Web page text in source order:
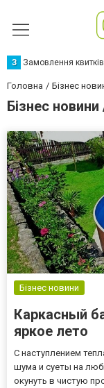
З Замовлення квитків
Головна Бізнес
Бізнес
Бізнес новини
Каркасный
яркое лето
С наступлением
шума и суеты на
окунуть в чистую